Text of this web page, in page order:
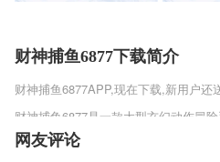
财神捕鱼6877下载简介
财神捕鱼6877APP,现在下载,新用户还
财神捕鱼6877是一款大型玄幻动作冒
一些志同道合的好友，很多玩家都会
的副本和任务，从而获得大量的装备和
网友评论